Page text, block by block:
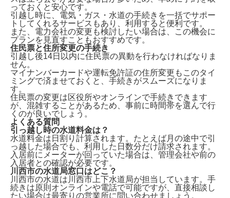
っておくと安心です。
引越し時に、電気・ガス・水道の手続きを一括でサポー
トしてくれるサービスもあり、利用すると便利です。
また、電力会社の変更も検討したい場合は、この機会に
プランを見直すこともおすすめです。
住民票と住所変更の手続き
引越し後14日以内に住民票の異動を行わなければなりま
せん。
マイナンバーカードや運転免許証の住所変更もこのタイ
ミングで済ませておくと、手続きがスムーズになりま
す。
住民票の変更は区役所やオンラインで手続きできます
が、混雑することがあるため、事前に時間帯を選んで行
くのが良いでしょう。
よくある質問
引っ越し時の水道料金は？
水道料金は 日割り計算されます。たとえば月の途中で引
っ越した場合でも、利用した日数分だけ請求されます。
入居前にメーターが回っていた場合は、管理会社や前の
入居者との確認が必要です。
川西市の水道局窓口はどこ？
川西市の水道は 川西市上下水道局が担当しています。手
続きは原則オンラインや電話で可能ですが、直接相談し
たい場合は最寄りの営業所に問い合わせましょう。